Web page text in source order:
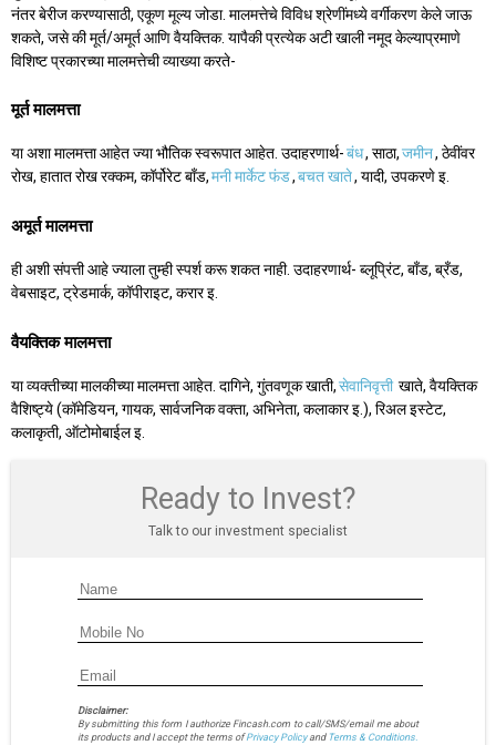
नंतर बेरीज करण्यासाठी, एकूण मूल्य जोडा. मालमत्तेचे विविध श्रेणींमध्ये वर्गीकरण केले जाऊ
शकते, जसे की मूर्त/अमूर्त आणि वैयक्तिक. यापैकी प्रत्येक अटी खाली नमूद केल्याप्रमाणे
विशिष्ट प्रकारच्या मालमत्तेची व्याख्या करते-
मूर्त मालमत्ता
या अशा मालमत्ता आहेत ज्या भौतिक स्वरूपात आहेत. उदाहरणार्थ-बंध, साठा,जमीन, ठेवींवर
रोख, हातात रोख रक्कम, कॉर्पोरेट बाँड,मनी मार्केट फंड,बचत खाते, यादी, उपकरणे इ.
अमूर्त मालमत्ता
ही अशी संपत्ती आहे ज्याला तुम्ही स्पर्श करू शकत नाही. उदाहरणार्थ- ब्लूप्रिंट, बाँड, ब्रँड,
वेबसाइट, ट्रेडमार्क, कॉपीराइट, करार इ.
वैयक्तिक मालमत्ता
या व्यक्तीच्या मालकीच्या मालमत्ता आहेत. दागिने, गुंतवणूक खाती,सेवानिवृत्ती खाते, वैयक्तिक
वैशिष्ट्ये (कॉमेडियन, गायक, सार्वजनिक वक्ता, अभिनेता, कलाकार इ.), रिअल इस्टेट,
कलाकृती, ऑटोमोबाईल इ.
Ready to Invest?
Talk to our investment specialist
Disclaimer:
By submitting this form I authorize Fincash.com to call/SMS/email me about
its products and I accept the terms ofPrivacy Policyand Terms & Conditions.